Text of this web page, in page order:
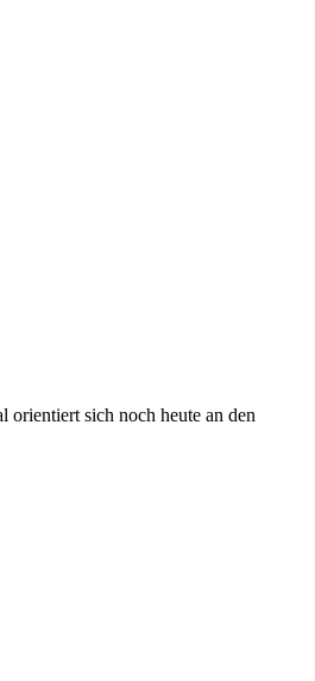
orientiert sich noch heute an den